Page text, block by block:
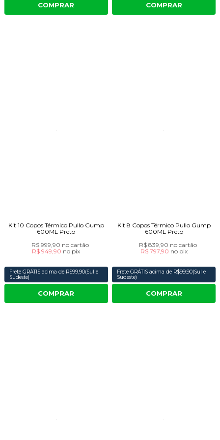
COMPRAR COMPRAR
Kit 10 Copos Térmico Pullo Gump
600ML Preto
R$ 999,90 no cartão
R$ 949,90 no pix
Frete GRÁTIS acima de R$99,90(Sul e
Sudeste)
COMPRAR
Kit 8 Copos Térmico Pullo Gump
600ML Preto
R$ 839,90 no cartão
R$ 797,90 no pix
Frete GRÁTIS acima de R$99,90(Sul e
Sudeste)
COMPRAR